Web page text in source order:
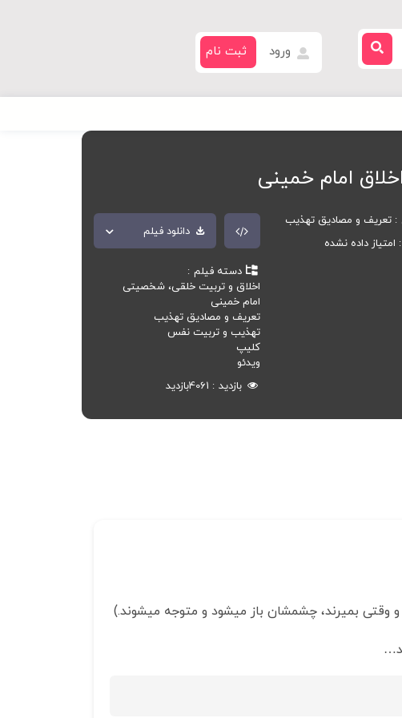
ورود ثبت نام
امام خمینی
تعریف و مصادیق تهذیب
امتیاز داده نشده
دانلود فیلم
دسته فیلم
اخلاق و تربیت خلقی، شخصیتی
امام خمینی
تعریف و مصادیق تهذیب
تهذیب و تربیت نفس
کلیپ
ویدئو
بازدید
4061بازدید
و وقتی بمیرند، چشمشان باز میشود و متوجه میشوند.)